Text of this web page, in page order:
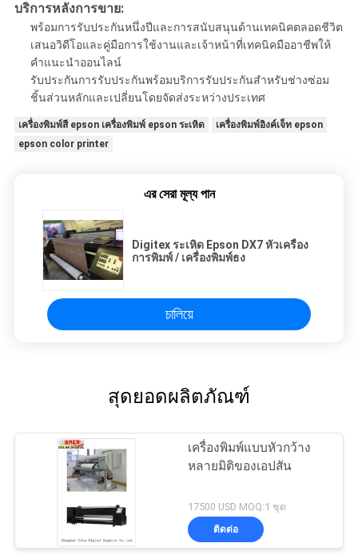
บริการหลังการขาย:
พร้อมการรับประกันหนึ่งปีและการสนับสนุนด้านเทคนิคตลอดชีวิต
เสนอวิดีโอและคู่มือการใช้งานและเจ้าหน้าที่เทคนิคมืออาชีพให้
คำแนะนำออนไลน์
รับประกันการรับประกันพร้อมบริการรับประกันสำหรับช่างซ่อม
ชิ้นส่วนหลักและเปลี่ยนโดยจัดส่งระหว่างประเทศ
เครื่องพิมพ์สี epson เครื่องพิมพ์ epson ระเหิด
เครื่องพิมพ์อิงค์เจ็ท epson
epson color printer
এর সেরা মূল্য পান
Digitex ระเหิด Epson DX7 หัวเครื่อง
การพิมพ์ / เครื่องพิมพ์ธง
চালিয়ে
สุดยอดผลิตภัณฑ์
เครื่องพิมพ์แบบหัวกว้าง
หลายมิติของเอปสัน
17500 USD MOQ:1 ชุด
ติดต่อ